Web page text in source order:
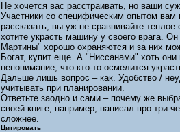
Не хочется вас расстраивать, но ваши
Участники со специфическим опытом
рассказать, вы уж не сравнивайте
хотите украсть машину у своего врага.
Мартины" хорошо охраняются и за них
Богат, купит еще. А "Ниссанами" хоть
непонимание, что кто-то осмелится
Дальше лишь вопрос – как. Удобство /
учитывать при планировании.
Ответьте заодно и сами – почему же
своей книге, например, написал про
сложнее.
Цитировать